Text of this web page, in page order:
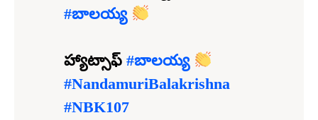
#బాలయ్య
హ్యాట్సాఫ్ #బాలయ్య
#NandamuriBalakrishna
#NBK107